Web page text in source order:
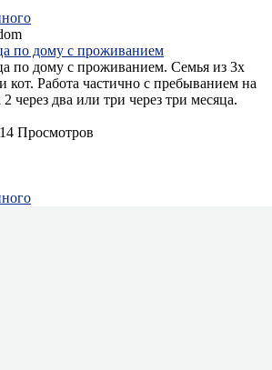
по дому с проживанием
по дому с проживанием. Семья из 3х
кот. Работа частично с пребыванием на
через два или три через три месяца.
Просмотров